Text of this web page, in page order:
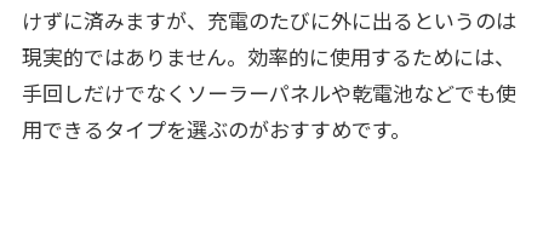
けずに済みますが、充電のたびに外に出るというのは
現実的ではありません。効率的に使用するためには、
手回しだけでなくソーラーパネルや乾電池などでも使
用できるタイプを選ぶのがおすすめです。